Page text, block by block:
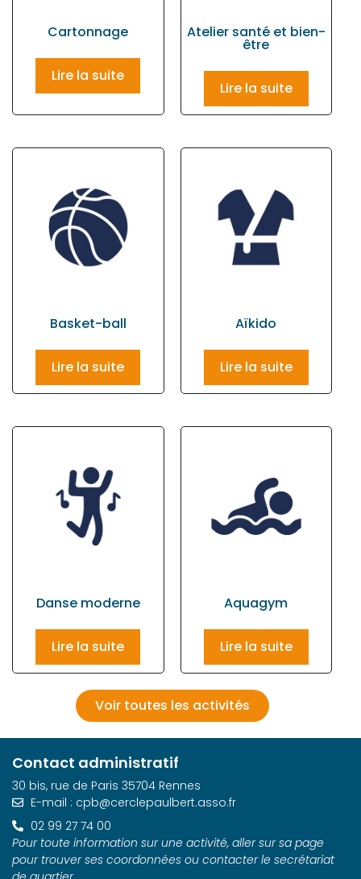
Cartonnage
Lire la suite
Atelier santé et bien-
être
Lire la suite
Basket-ball
Lire la suite
Aïkido
Lire la suite
Danse moderne
Lire la suite
Aquagym
Lire la suite
Voir toutes les activités
Contact administratif
30 bis, rue de Paris 35704 Rennes
E-mail : cpb@cerclepaulbert.asso.fr
02 99 27 74 00
Pour toute information sur une activité, aller sur sa page
pour trouver ses coordonnées ou contacter le secrétariat